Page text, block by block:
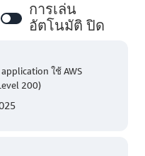
การเล่น
อัตโนมัติ ปิด
application ใช้ AWS
200)